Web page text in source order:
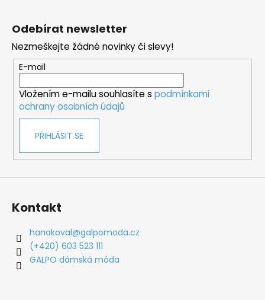
Z
Odebírat newsletter
Nezmeškejte žádné novinky či slevy!
E-mail
Vložením e-mailu souhlasíte s podmínkami
ochrany osobních údajů
PŘIHLÁSIT SE
Kontakt
hanakoval@galpomoda.cz
(+420) 603 523 111
GALPO dámská móda